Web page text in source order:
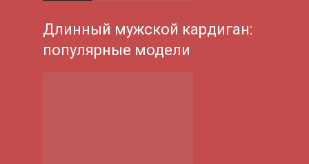
Длинный мужской кардиган:
популярные модели